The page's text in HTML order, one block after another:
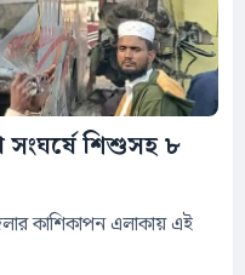
শিশুসহ ৮
কাশিকাপন এলাকায় এই